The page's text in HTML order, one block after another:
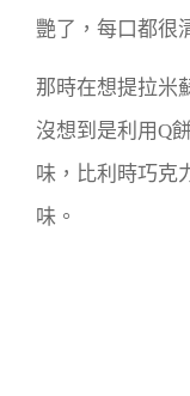
艷了，每口都很
那時在想提拉米
沒想到是利用Q
味， 比利時巧克
味。